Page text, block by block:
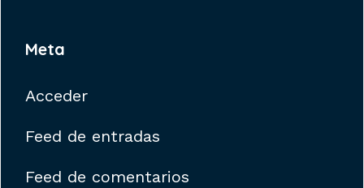
Meta
Acceder
Feed de entradas
Feed de comentarios